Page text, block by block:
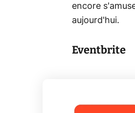
encore
aujourd'hui.
Eventbrite